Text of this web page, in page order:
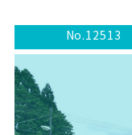
No.12513